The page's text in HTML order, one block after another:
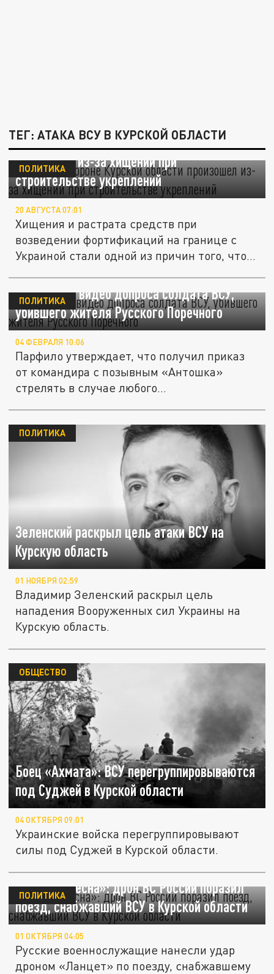
ТЕГ: АТАКА ВСУ В КУРСКОЙ ОБЛАСТИ
Провал в обороне Курской области
произошел из-за хищений при
строительстве укреплений
ПОЛИТИКА
20 АВГУСТА 07:01
Хищения и растрата средств при
возведении фортификаций на границе с
Украиной стали одной из причин того, что...
СК показал видео допроса солдата ВСУ,
убившего жителя Русского Поречного
ПОЛИТИКА
04 ФЕВРАЛЯ 10:06
Парфило утверждает, что получил приказ
от командира с позывным «Антошка»
стрелять в случае любого...
Зеленский раскрыл цель атаки ВСУ на
Курскую область
ПОЛИТИКА
01 НОЯБРЯ 02:59
Владимир Зеленский раскрыл цель
нападения Вооруженных сил Украины на
Курскую область.
Боец «Ахмата»: ВСУ перегруппировываются
под Суджей в Курской области
ОБЩЕСТВО
04 ОКТЯБРЯ 09:01
Украинские войска перегруппировывают
силы под Суджей в Курской области.
«Русская весна»: дрон ВС России поразил
поезд, снабжавший ВСУ в Курской области
ПОЛИТИКА
01 ОКТЯБРЯ 04:05
Русские военнослужащие нанесли удар
дроном «Ланцет» по поезду, снабжавшему